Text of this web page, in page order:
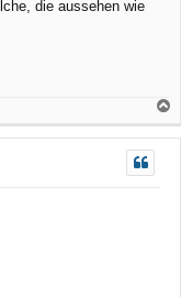
die aussehen wie
a